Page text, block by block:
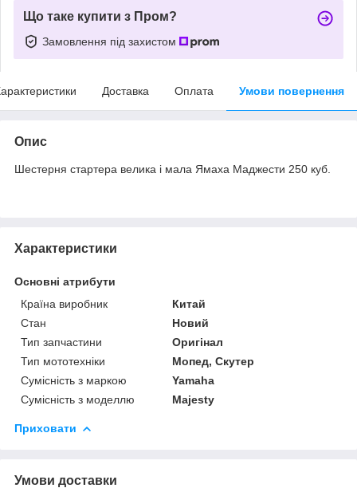
Що таке купити з Пром?
Замовлення під захистом
Доставка Оплата Умови повернення
Опис
Шестерня стартера велика і мала Ямаха Маджести 250 куб.
Характеристики
Основні атрибути
Країна виробник
Китай
Стан
Новий
Тип запчастини
Оригінал
Тип мототехніки
Мопед, Скутер
Сумісність з маркою
Yamaha
Сумісність з моделлю
Majesty
Приховати
Умови доставки